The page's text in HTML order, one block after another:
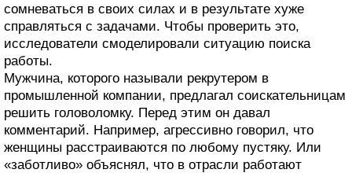
сомневаться в своих силах и в результате хуже
справляться с задачами. Чтобы проверить это,
исследователи смоделировали ситуацию поиска
работы.
Мужчина, которого называли рекрутером в
промышленной компании, предлагал соискательницам
решить головоломку. Перед этим он давал
комментарий. Например, агрессивно говорил, что
женщины расстраиваются по любому пустяку. Или
«заботливо» объяснял, что в отрасли работают